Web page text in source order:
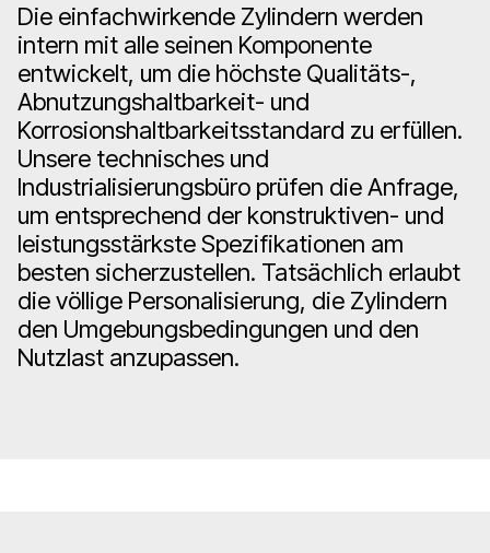
Die einfachwirkende Zylindern werden
intern mit alle seinen Komponente
entwickelt, um die höchste Qualitäts-,
Abnutzungshaltbarkeit- und
Korrosionshaltbarkeitsstandard zu erfüllen.
Unsere technisches und
Industrialisierungsbüro prüfen die Anfrage,
um entsprechend der konstruktiven- und
leistungsstärkste Spezifikationen am
besten sicherzustellen. Tatsächlich erlaubt
die völlige Personalisierung, die Zylindern
den Umgebungsbedingungen und den
Nutzlast anzupassen.